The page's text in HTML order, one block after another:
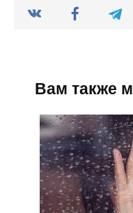
Вам также